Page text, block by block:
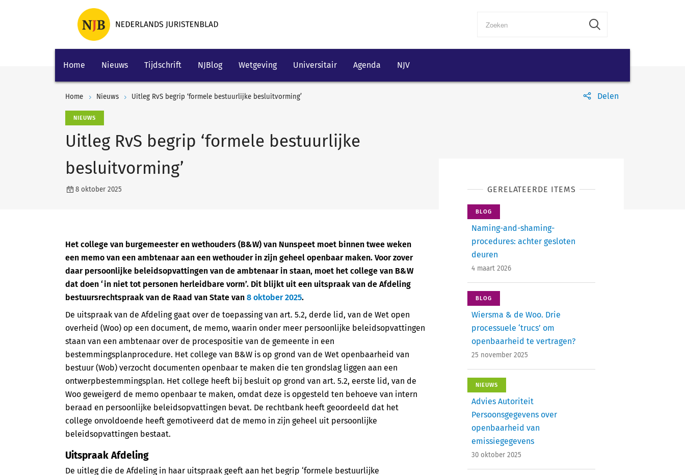
Home Nieuws Tijdschrift NJBlog Wetgeving Universitair Agenda NJV
Home Nieuws Uitleg RvS begrip ‘formele bestuurlijke besluitvorming’ Delen
NIEUWS
Uitleg RvS begrip ‘formele bestuurlijke
besluitvorming’
8 oktober 2025
Het college van burgemeester en wethouders (B&W) van Nunspeet moet binnen twee weken
een memo van een ambtenaar aan een wethouder in zijn geheel openbaar maken. Voor zover
daar persoonlijke beleidsopvattingen van de ambtenaar in staan, moet het college van B&W
dat doen ‘in niet tot personen herleidbare vorm’. Dit blijkt uit een uitspraak van de Afdeling
bestuursrechtspraak van de Raad van State van 8 oktober 2025.
De uitspraak van de Afdeling gaat over de toepassing van art. 5.2, derde lid, van de Wet open
overheid (Woo) op een document, de memo, waarin onder meer persoonlijke beleidsopvattingen
staan van een ambtenaar over de procespositie van de gemeente in een
bestemmingsplanprocedure. Het college van B&W is op grond van de Wet openbaarheid van
bestuur (Wob) verzocht documenten openbaar te maken die ten grondslag liggen aan een
ontwerpbestemmingsplan. Het college heeft bij besluit op grond van art. 5.2, eerste lid, van de
Woo geweigerd de memo openbaar te maken, omdat deze is opgesteld ten behoeve van intern
beraad en persoonlijke beleidsopvattingen bevat. De rechtbank heeft geoordeeld dat het
college onvoldoende heeft gemotiveerd dat de memo in zijn geheel uit persoonlijke
beleidsopvattingen bestaat.
Uitspraak Afdeling
De uitleg die de Afdeling in haar uitspraak geeft aan het begrip ‘formele bestuurlijke
GERELATEERDE ITEMS
BLOG
Naming-and-shaming-
procedures: achter gesloten
deuren
4 maart 2026
BLOG
Wiersma & de Woo. Drie
processuele ‘trucs’ om
openbaarheid te vertragen?
25 november 2025
NIEUWS
Advies Autoriteit
Persoonsgegevens over
openbaarheid van
emissiegegevens
30 oktober 2025